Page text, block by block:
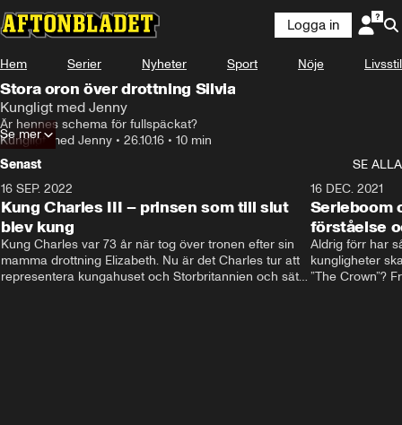
Logga in
Hem Serier Nyheter Sport Nöje Livsstil
Stora oron över drottning Silvia
Kungligt med Jenny
Är hennes schema för fullspäckat?
Kungligt med Jenny • 26.10.16 • 10 min
Se mer
Senast
SE ALLA
16 SEP. 2022
Kung Charles III – prinsen som till slut
blev kung
Kung Charles var 73 år när tog över tronen efter sin
mamma drottning Elizabeth. Nu är det Charles tur att
representera kungahuset och Storbritannien och sätta
16 DEC. 2021
Serieboom
förståelse
Aldrig förr har
kungligheter
”The Crown”?